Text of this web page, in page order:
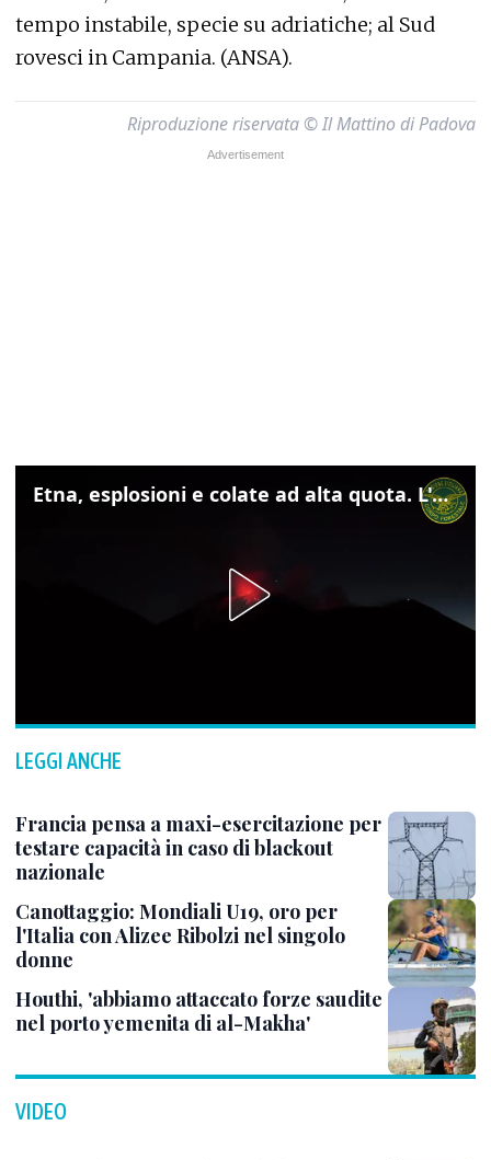
tempo instabile, specie su adriatiche; al Sud
rovesci in Campania. (ANSA).
Riproduzione riservata © Il Mattino di Padova
Etna, esplosioni e colate ad alta quota. L'aeroporto di Catania verso la normalità
LEGGI ANCHE
Francia pensa a maxi-esercitazione per
testare capacità in caso di blackout
nazionale
Canottaggio: Mondiali U19, oro per
l'Italia con Alizee Ribolzi nel singolo
donne
Houthi, 'abbiamo attaccato forze saudite
nel porto yemenita di al-Makha'
VIDEO